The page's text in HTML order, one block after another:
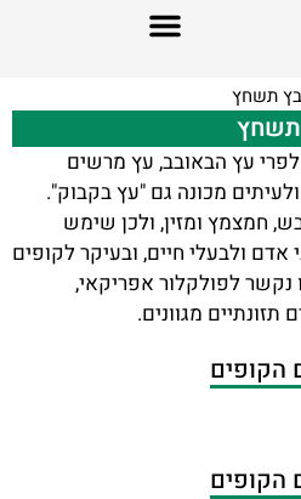
תשחץ
עץ הבאובב, עץ מרשים
מכונה גם "עץ בקבוק".
חמצמץ ומזין, ולכן שימש
אדם ולבעלי חיים, ובעיקר לקופים
לפולקלור אפריקאי,
מגוונים.